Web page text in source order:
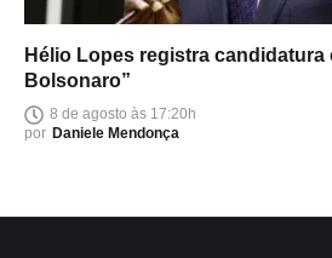
Hélio Lopes registra candidatura
Bolsonaro”
8 de agosto às 17:20h
por Daniele Mendonça